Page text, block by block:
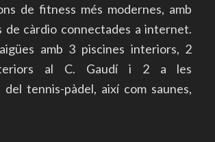
de fitness més modernes, amb
de càrdio connectades a internet.
amb 3 piscines interiors, 2
al C. Gaudí i 2 a les
del tennis-pàdel, així com saunes,